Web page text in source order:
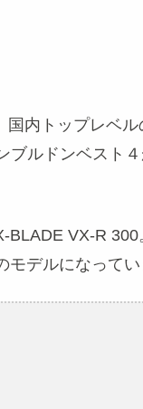
内トップレベ
ルドンベスト
VX-R 300
デルになってい